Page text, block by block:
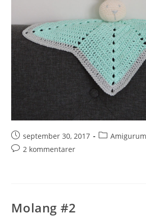
september 30, 2017
2 kommentarer
Molang #2